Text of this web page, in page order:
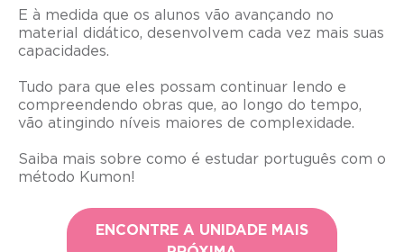
E à medida que os alunos vão avançando no
material didático, desenvolvem cada vez mais suas
capacidades.
Tudo para que eles possam continuar lendo e
compreendendo obras que, ao longo do tempo,
vão atingindo níveis maiores de complexidade.
Saiba mais sobre como é estudar português com o
método Kumon!
ENCONTRE A UNIDADE MAIS